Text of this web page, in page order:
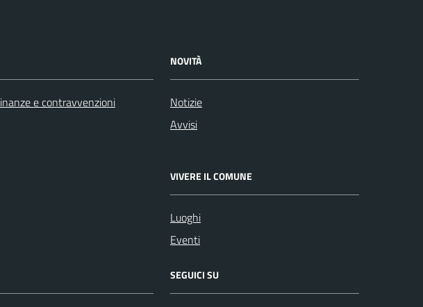
e contravvenzioni
NOVITÀ
Notizie
Avvisi
VIVERE IL COMUNE
Luoghi
Eventi
SEGUICI SU